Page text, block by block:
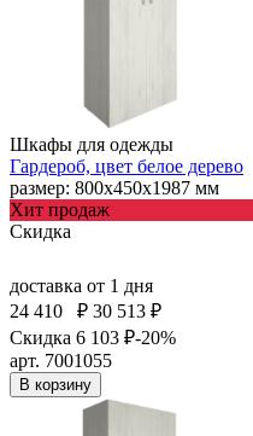
Шкафы для одежды
Гардероб, цвет белое дерево
размер: 800х450х1987 мм
Хит продаж
Скидка
доставка от 1 дня
24 410
₽ 30 513 ₽
Скидка 6 103 ₽-20%
арт. 7001055
В корзину